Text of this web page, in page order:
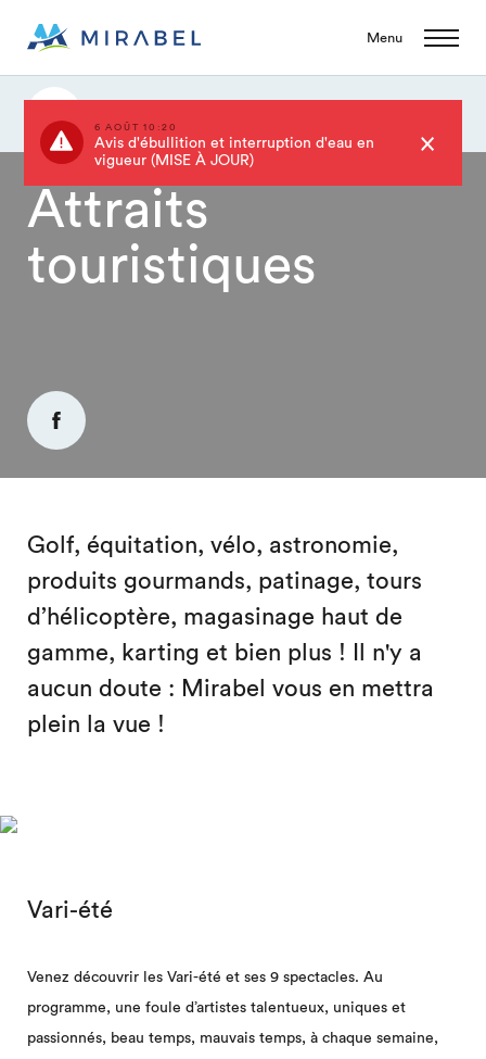
Menu
6 AOÛT 10:20
Avis d'ébullition et interruption d'eau en
vigueur (MISE À JOUR)
Attraits
touristiques
Golf, équitation, vélo, astronomie,
produits gourmands, patinage, tours
d’hélicoptère, magasinage haut de
gamme, karting et bien plus ! Il n'y a
aucun doute : Mirabel vous en mettra
plein la vue !
Vari-été
Venez découvrir les Vari-été et ses 9 spectacles. Au
programme, une foule d’artistes talentueux, uniques et
passionnés, beau temps, mauvais temps, à chaque semaine,